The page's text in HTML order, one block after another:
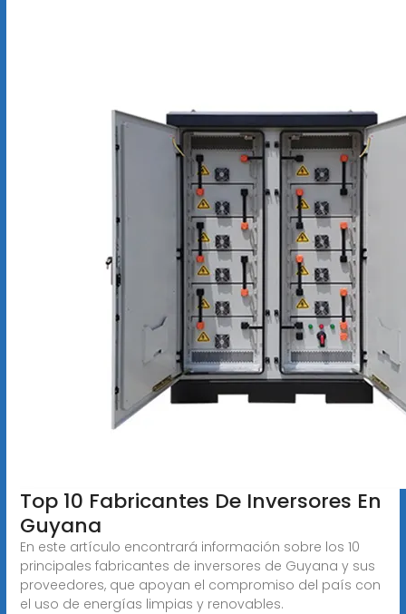
Top 10 Fabricantes De Inversores En
Guyana
En este artículo encontrará información sobre los 10
principales fabricantes de inversores de Guyana y sus
proveedores, que apoyan el compromiso del país con
el uso de energías limpias y renovables.